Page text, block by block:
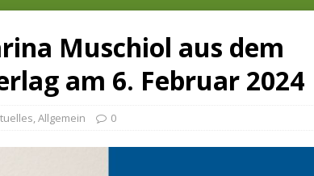
Muschiol aus dem
am 6. Februar 2024
,Allgemein 0